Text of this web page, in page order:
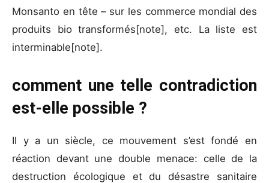
Monsanto en tête – sur les commerce mondial des
produits bio transformés[note], etc. La liste est
interminable[note].
comment une telle contradiction
est-elle possible ?
Il y a un siècle, ce mouvement s’est fondé en
réaction devant une double menace: celle de la
destruction écologique et du désastre sanitaire